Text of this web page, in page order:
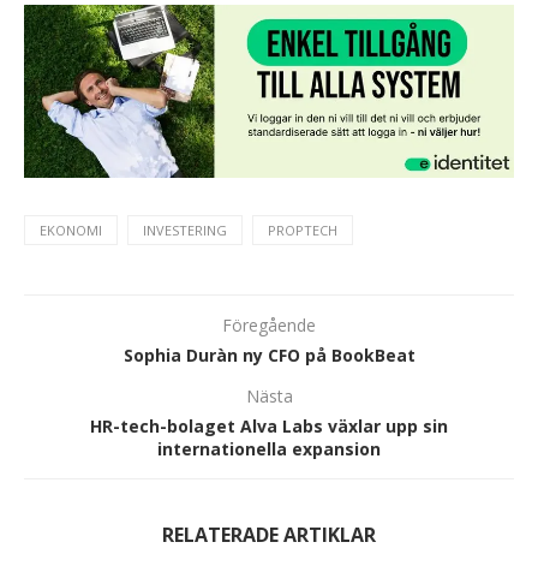
EKONOMI INVESTERING PROPTECH
Föregående
Sophia Duràn ny CFO på BookBeat
Nästa
HR-tech-bolaget Alva Labs växlar upp sin
internationella expansion
RELATERADE ARTIKLAR